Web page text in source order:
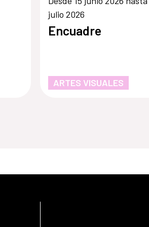
julio 2026
Encuadre
ARTES VISUALES